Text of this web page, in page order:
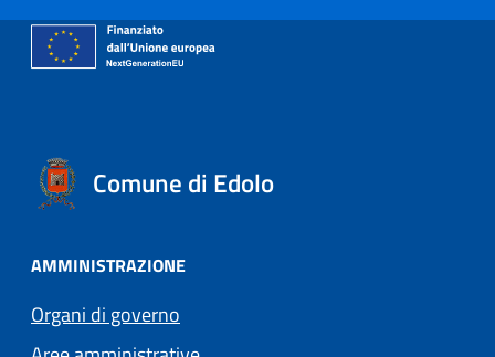
Comune di Edolo
AMMINISTRAZIONE
Organi di governo